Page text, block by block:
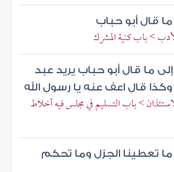
قال أبو حباب
> باب كنية المشرك
ما قال أبو حباب يريد عبد
وكذا قال اعف عنه يا رسول الله
> باب التسليم في مجلس فيه أخلاط
ما تعطينا الجزل وما تحكم